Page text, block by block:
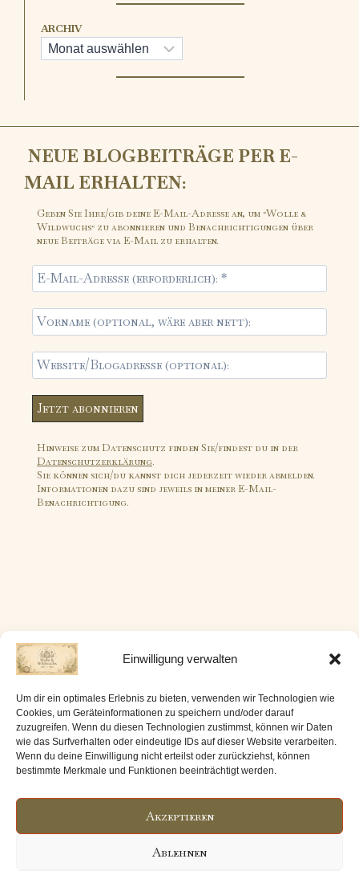
Einwilligung verwalten
Um dir ein optimales Erlebnis zu bieten, verwenden wir Technologien wie
Cookies, um Geräteinformationen zu speichern und/oder darauf
zuzugreifen. Wenn du diesen Technologien zustimmst, können wir Daten
wie das Surfverhalten oder eindeutige IDs auf dieser Website verarbeiten.
Wenn du deine Einwilligung nicht erteilst oder zurückziehst, können
bestimmte Merkmale und Funktionen beeinträchtigt werden.
Akzeptieren
Ablehnen
ARCHIV
NEUE BLOGBEITRÄGE PER E-
MAIL ERHALTEN:
Geben Sie Ihre/gib deine E-Mail-Adresse an, um "Wolle &
Wildwuchs" zu abonnieren und Benachrichtigungen über
neue Beiträge via E-Mail zu erhalten.
Hinweise zum Datenschutz finden Sie/findest du in der
Datenschutzerklärung.
Sie können sich/du kannst dich jederzeit wieder abmelden.
Informationen dazu sind jeweils in meiner E-Mail-
Benachrichtigung.
Instagram
Ravelry
Facebook
Datenschutzerklärung • Haftung •
Kontakt per E-Mail